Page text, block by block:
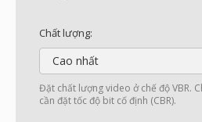
Chất lượng:
Cao nhất
Đặt chất lượng video ở chế độ VBR.
cần đặt tốc độ bit cố định (CBR).